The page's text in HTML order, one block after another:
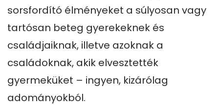
sorsfordító élményeket a súlyosan vagy
tartósan beteg gyerekeknek és
családjaiknak, illetve azoknak a
családoknak, akik elvesztették
gyermeküket – ingyen, kizárólag
adományokból.